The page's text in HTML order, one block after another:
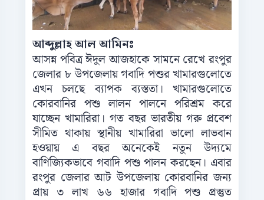
আব্দুল্লাহ আল আমিনঃ
আসন্ন পবিত্র ঈদুল আজহাকে সামনে রেখে রংপুর
জেলার ৮ উপজেলায় গবাদি পশুর খামারগুলোতে
এখন চলছে ব্যাপক ব্যস্ততা। খামারগুলোতে
কোরবানির পশু লালন পালনে পরিশ্রম করে
যাচ্ছেন খামারিরা। গত বছর ভারতীয় গরু প্রবেশ
সীমিত থাকায় স্থানীয় খামারিরা ভালো লাভবান
হওয়ায় এ বছর অনেকেই নতুন উদ্যমে
বাণিজ্যিকভাবে গবাদি পশু পালন করছেন। এবার
রংপুর জেলার আট উপজেলায় কোরবানির জন্য
প্রায় ৩ লাখ ৬৬ হাজার গবাদি পশু প্রস্তুত